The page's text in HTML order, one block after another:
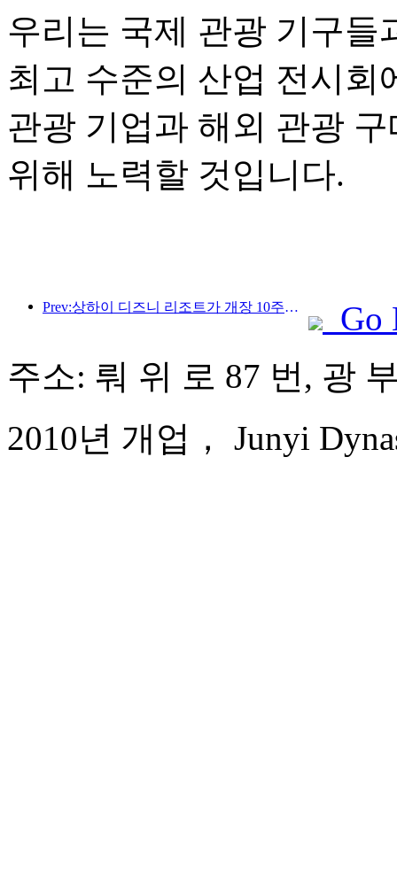
우리는 국제 관광 기구들
최고 수준의 산업 전시회
관광 기업과 해외 관광
위해 노력할 것입니다.
Prev:상하이 디즈니 리조트가 개장 10주년을 맞이했으며, 현재까지 1억 명이 넘는 방문객을 맞이했습니다.
Go
주소: 뤄 위 로 87 번, 광
2010년 개업， Junyi